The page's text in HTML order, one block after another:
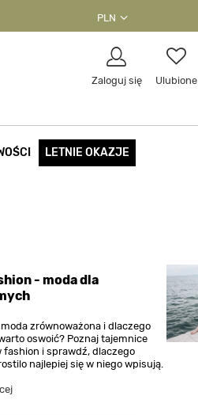
PLN
Zaloguj się Ulubione
LETNIE OKAZJE
- moda dla
zrównoważona i dlaczego
oswoić? Poznaj tajemnice
fashion i sprawdź, dlaczego
najlepiej się w niego wpisują.